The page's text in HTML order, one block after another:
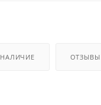
НАЛИЧИЕ ОТЗЫВЫ